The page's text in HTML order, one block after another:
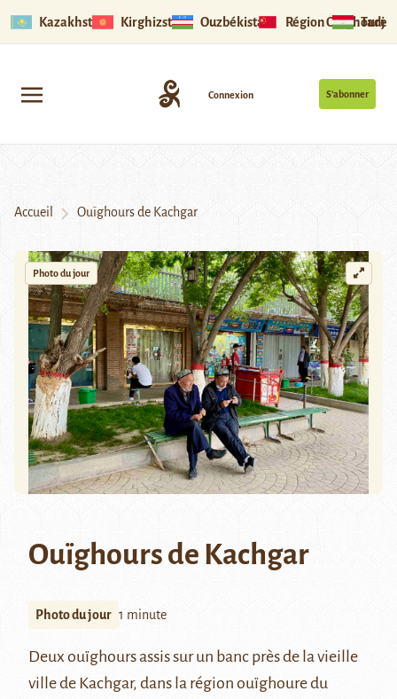
Kazakhstan Kirghizstan Ouzbékistan Région Ouïghoure
S’abonner
Connexion
Accueil Ouïghours de Kachgar
Photo du jour
Ouïghours de Kachgar
Photo du jour 1 minute
Deux ouïghours assis sur un banc près de la vieille
ville de Kachgar, dans la région ouïghoure du